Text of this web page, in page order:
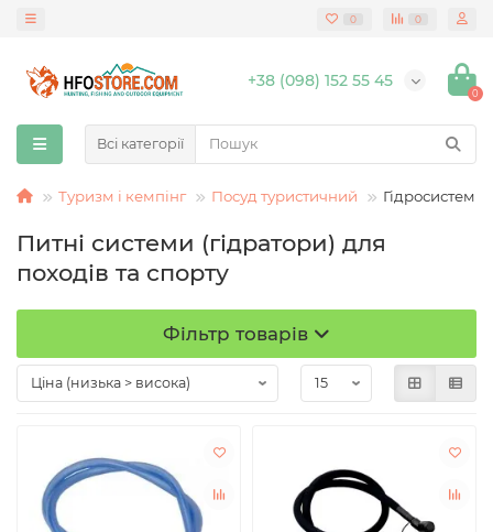
0 0
+38 (098) 152 55 45
0
Всі категорії
Туризм і кемпінг Поcуд туристичний Гідросистеми
Питні системи (гідратори) для
походів та спорту
Фільтр товарів